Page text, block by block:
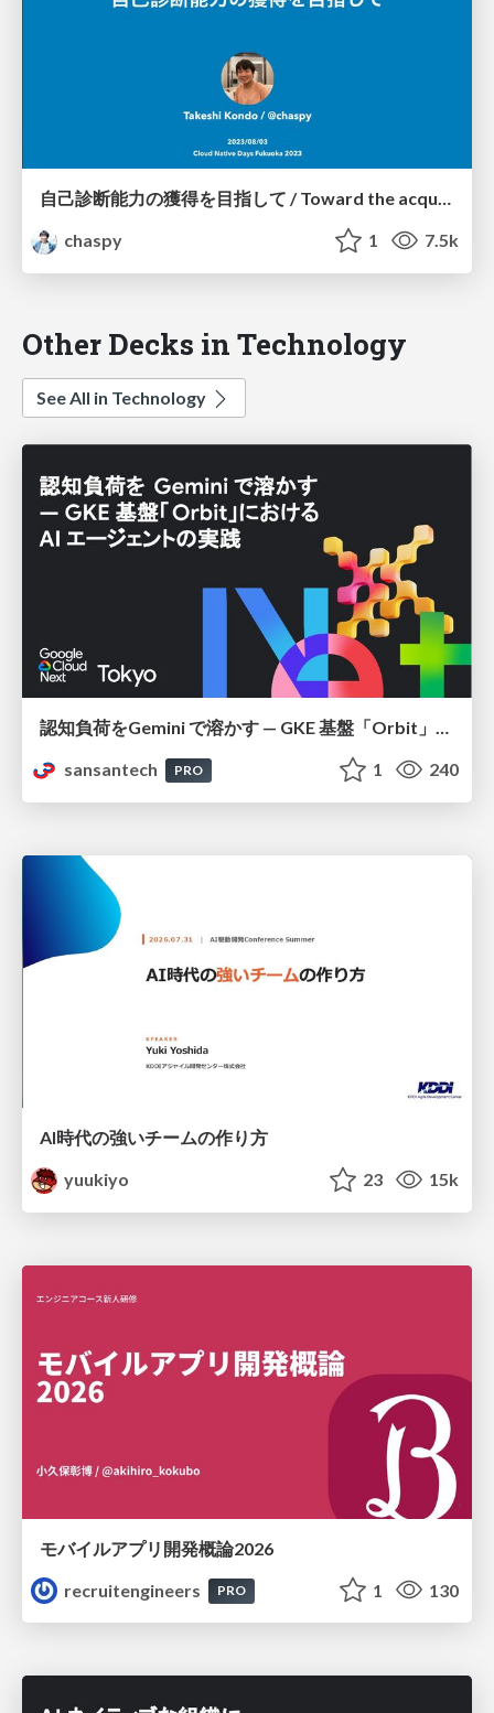
自己診断能力の獲得を目指して / Toward the acquisition of self-diagnostic skills
chaspy
1 7.5k
Other Decks in Technology
See All in Technology
sansantech
PRO 1 240
AI時代の強いチームの作り方
yuukiyo
23 15k
モバイルアプリ開発概論2026
recruitengineers
PRO 1 130